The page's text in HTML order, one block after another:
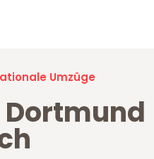
Umzüge
Dortmund